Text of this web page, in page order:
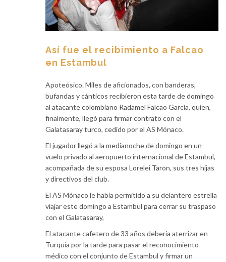
Así fue el recibimiento a Falcao
en Estambul
Apoteósico. Miles de aficionados, con banderas,
bufandas y cánticos recibieron esta tarde de domingo
al atacante colombiano Radamel Falcao García, quien,
finalmente, llegó para firmar contrato con el
Galatasaray turco, cedido por el AS Mónaco.
El jugador llegó a la medianoche de domingo en un
vuelo privado al aeropuerto internacional de Estambul,
acompañada de su esposa Lorelei Taron, sus tres hijas
y directivos del club.
El AS Mónaco le había permitido a su delantero estrella
viajar este domingo a Estambul para cerrar su traspaso
con el Galatasaray,
El atacante cafetero de 33 años debería aterrizar en
Turquía por la tarde para pasar el reconocimiento
médico con el conjunto de Estambul y firmar un